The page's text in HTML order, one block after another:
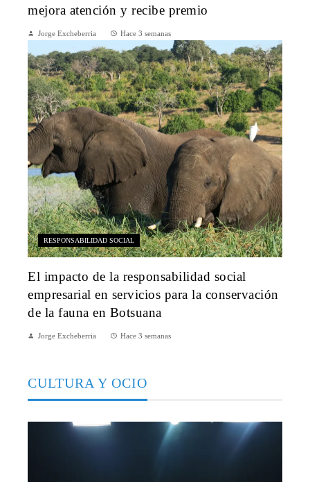
mejora atención y recibe premio
Jorge Excheberria Hace 3 semanas
RESPONSABILIDAD SOCIAL
El impacto de la responsabilidad social
empresarial en servicios para la conservación
de la fauna en Botsuana
Jorge Excheberria Hace 3 semanas
CULTURA Y OCIO